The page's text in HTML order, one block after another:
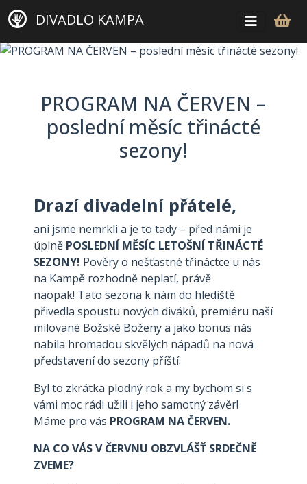
DIVADLO KAMPA
PROGRAM NA ČERVEN –
poslední měsíc třinácté
sezony!
Drazí divadelní přátelé,
ani jsme nemrkli a je to tady – před námi je
úplně POSLEDNÍ MĚSÍC LETOŠNÍ TŘINÁCTÉ
SEZONY! Pověry o nešťastné třináctce u nás
na Kampě rozhodně neplatí, právě
naopak! Tato sezona k nám do hlediště
přivedla spoustu nových diváků, premiéru naší
milované Božské Boženy a jako bonus nás
nabila hromadou skvělých nápadů na nová
představení do sezony příští.
Byl to zkrátka plodný rok a my bychom si s
vámi moc rádi užili i jeho samotný závěr!
Máme pro vás PROGRAM NA ČERVEN.
NA CO VÁS V ČERVNU OBZVLÁŠŤ SRDEČNĚ
ZVEME?